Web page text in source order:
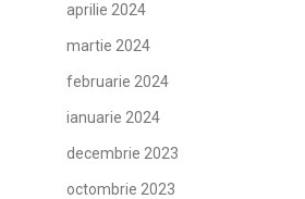
aprilie 2024
martie 2024
februarie 2024
ianuarie 2024
decembrie 2023
octombrie 2023